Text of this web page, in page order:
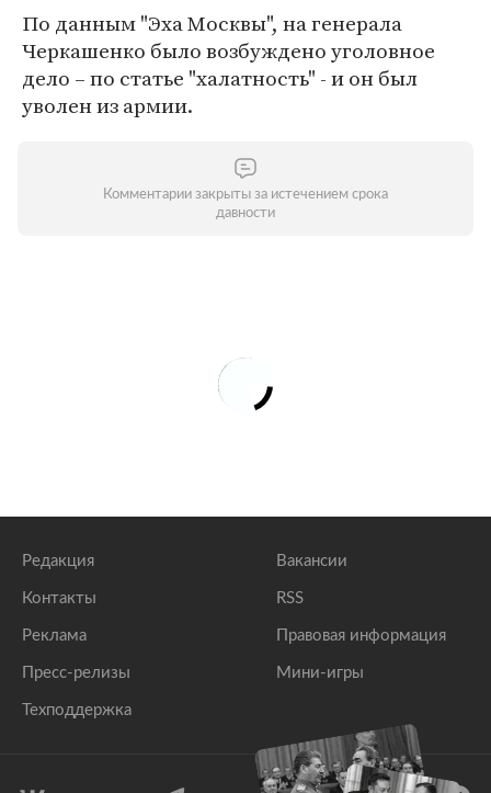
По данным "Эха Москвы", на генерала
Черкашенко было возбуждено уголовное
дело – по статье "халатность" - и он был
уволен из армии.
Комментарии закрыты за истечением срока
давности
Редакция
Контакты
Реклама
Пресс-релизы
Техподдержка
Вакансии
RSS
Правовая информация
Мини-игры